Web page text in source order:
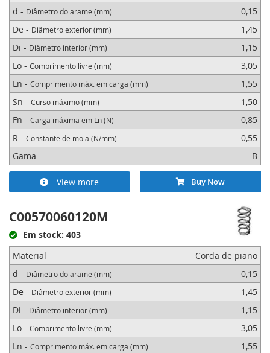
Para ambientes húmidos recomendamos molas de arame de aço
inoxidável. As molas de aço inoxidável são aproximadamente 10%
mais fracas que as molas de corda de piano.
Se utilizar molas em ambientes onde estão expostas a produtos
químicos agressivos ou água salgada, recomendamos molas num tipo
específico de aço inoxidável (AISI 316).
Molas para corte e teste
Se não tem a certeza sobre o comprimento/curso que necessita,
temos molas em comprimentos de 300, 500 e 1.000 mm, fabricadas
especificamente para serem cortadas ao comprimento necessário e
utilizadas para protótipos e testes. Ordene por comprimentos,
utilizando o controlo de seleção abaixo.
d - Diâmetro do arame (mm)
0,15
De - Diâmetro exterior (mm)
1,45
Di - Diâmetro interior (mm)
1,15
Lo - Comprimento livre (mm)
3,05
Ln - Comprimento máx. em carga (mm)
1,55
Sn - Curso máximo (mm)
1,50
Fn - Carga máxima em Ln (N)
0,85
R - Constante de mola (N/mm)
0,55
Gama
B
View more Buy Now
C00570060120M
Em stock: 403
Material
Corda de piano
d - Diâmetro do arame (mm)
0,15
De - Diâmetro exterior (mm)
1,45
Di - Diâmetro interior (mm)
1,15
Lo - Comprimento livre (mm)
3,05
Ln - Comprimento máx. em carga (mm)
1,55